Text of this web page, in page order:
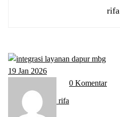
rifa
19 Jan 2026
rifa
0 Komentar